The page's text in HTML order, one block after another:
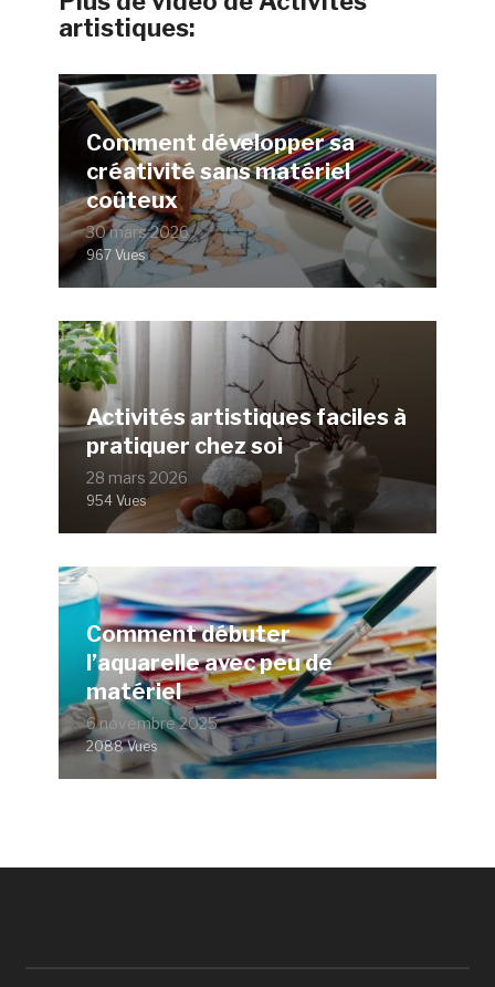
artistiques:
Comment développer sa
créativité sans matériel
coûteux
30 mars 2026
967 Vues
Activités artistiques faciles à
pratiquer chez soi
28 mars 2026
954 Vues
Comment débuter
l’aquarelle avec peu de
matériel
6 novembre 2025
2088 Vues